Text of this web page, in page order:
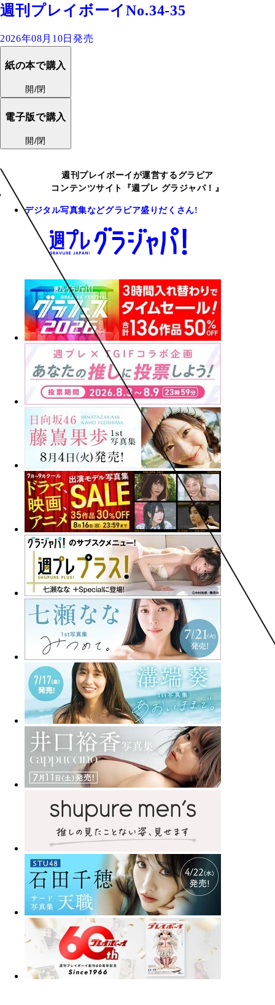
週刊プレイボーイNo.34-35
2026年08月10日発売
紙の本で購入
開/閉
電子版で購入
開/閉
週刊プレイボーイが運営するグラビア
コンテンツサイト『週プレ グラジャパ！』
デジタル写真集などグラビア盛りだくさん!